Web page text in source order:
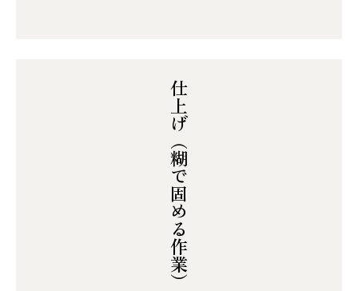
仕上げ（糊で固める作業）